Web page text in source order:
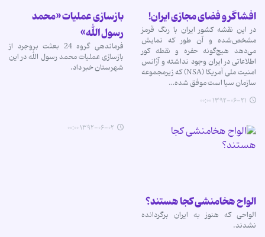
افشاگر و فضای مجازی ایران!
در این نقشه کشور ایران با رنگ قرمز
مشخص‌شده و آن طور که نمایش
می‌دهد هیچ‌گونه حفره و نقطه کور
اطلاعاتی در ایران وجود نداشته و آژانس
امنیت ملی آمریکا (NSA) که زیرمجموعه
سازمان سیا است موفق شده…
۱۳۹۲-۰۶-۲۱ ۰۰:۰۰
بازسازی عملیات «محمد
رسول الله»
فرماندهی گروه 24 بعثت بروجرد از
بازسازی عملیات محمد رسول الله در این
شهرستان خبر داد.
۱۳۹۲-۰۶-۰۲ ۰۰:۰۰
الواح هخامنشی کجا هستند؟
الواحی که هنوز به ایران برگردانده
نشدند.